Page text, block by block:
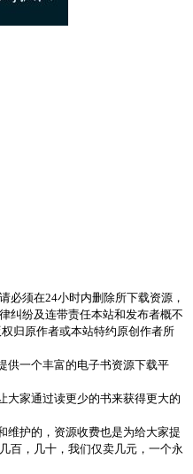
必须在24小时内删除所下载资源，
纠纷及连带责任本站和发布者概不
归原作者或本站特约原创作者所
供一个丰富的电子书资源下载平
大家通过读更少的书来获得更大的
维护的，资源收费也是为给大家提
百，几十，我们仅卖几元，一个永